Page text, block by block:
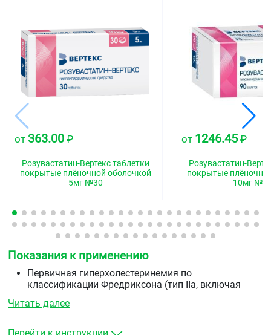
от 363.00 ₽
Розувастатин-Вертекс таблетки
покрытые плёночной оболочкой
5мг №30
от 1246.45₽
Розувастатин-
покрытые
10мг
Показания к применению
Первичная гиперхолестеринемия по
классификации Фредриксона (тип IIа, включая
или смешанная гиперхолестеринемия (тип IIb) в
немедикаментозные методы лечения (например,
Читать далее